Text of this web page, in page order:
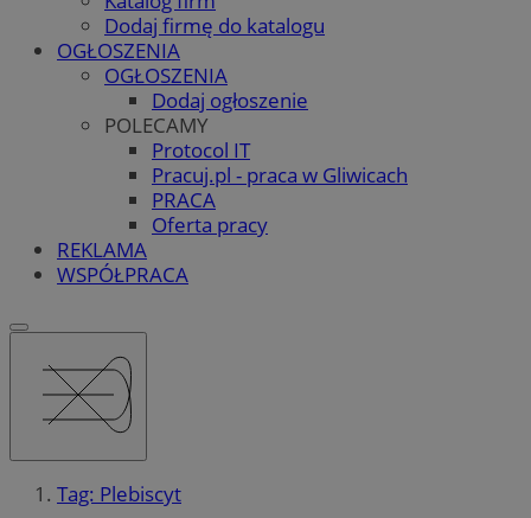
Dodaj firmę do katalogu
OGŁOSZENIA
OGŁOSZENIA
Dodaj ogłoszenie
POLECAMY
Protocol IT
Pracuj.pl - praca w Gliwicach
PRACA
Oferta pracy
REKLAMA
WSPÓŁPRACA
Tag: Plebiscyt